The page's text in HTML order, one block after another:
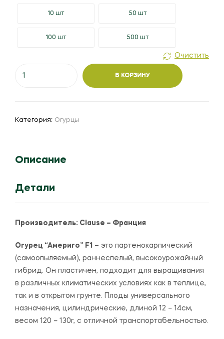
10 шт 50 шт
100 шт 500 шт
Очистить
F1
В КОРЗИНУ
Категория: Огурцы
Описание
Детали
Производитель: Clause – Франция
Огурец “Америго” F1 – это партенокарпический
(самоопыляемый), раннеспелый, высокоурожайный
гибрид. Он пластичен, подходит для выращивания
в различных климатических условиях как в теплице,
так и в открытом грунте. Плоды универсального
назначения, цилиндрические, длиной 12 – 14см,
весом 120 – 130г, с отличной транспортабельностью.